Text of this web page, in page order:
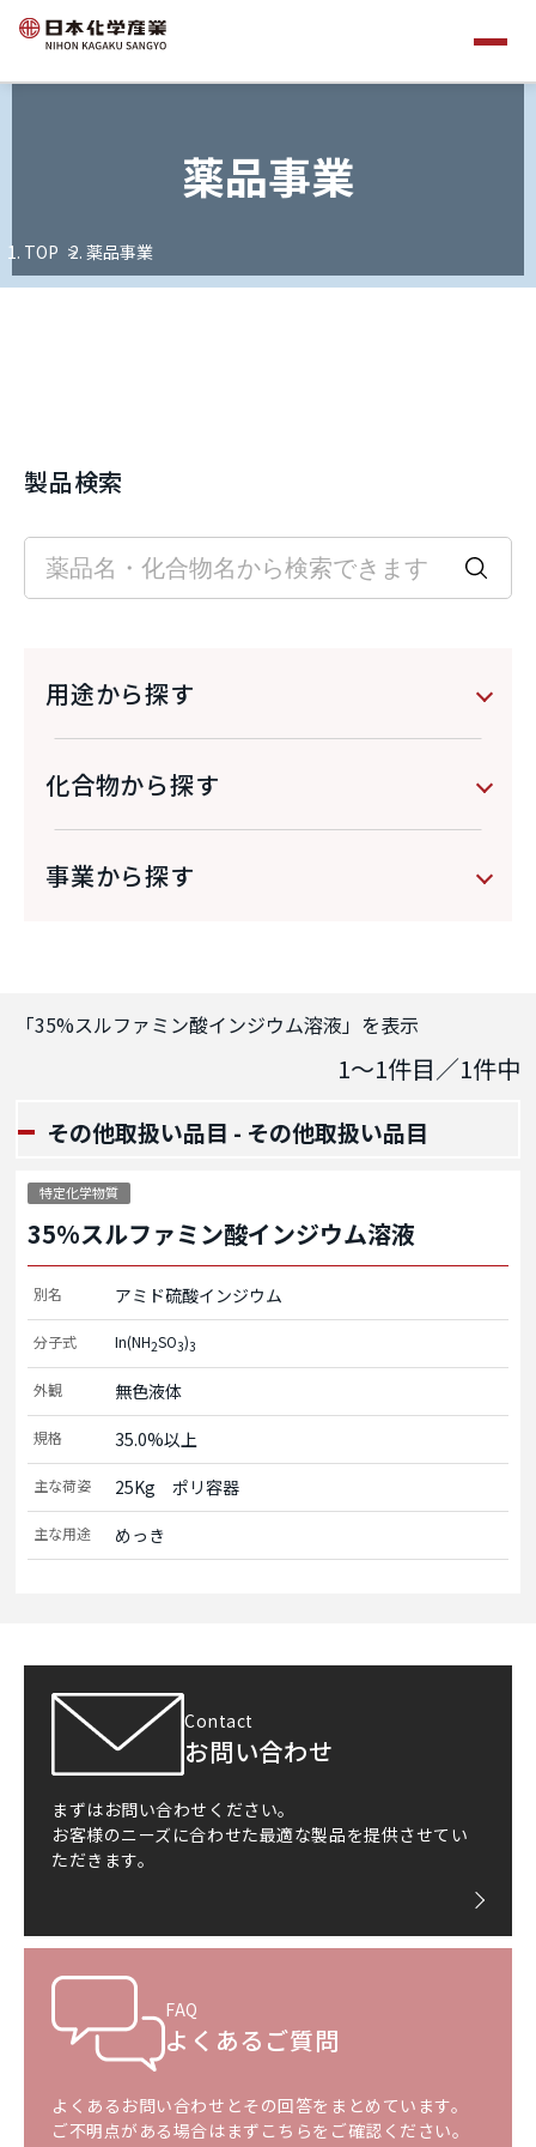
薬品事業
TOP 薬品事業
製品検索
用途から探す
化合物から探す
事業から探す
「35%スルファミン酸インジウム溶液」を表示
1～1件目／1件中
その他取扱い品⽬ - その他取扱い品目
特定化学物質
35%スルファミン酸インジウム溶液
別名 アミド硫酸インジウム
分子式 In(NH2SO3)3
外観 無色液体
規格 35.0%以上
主な荷姿 25Kg　ポリ容器
主な用途 めっき
Contact
お問い合わせ
まずはお問い合わせください。
お客様のニーズに合わせた最適な製品を提供させてい
ただきます。
FAQ
よくあるご質問
よくあるお問い合わせとその回答をまとめています。
ご不明点がある場合はまずこちらをご確認ください。